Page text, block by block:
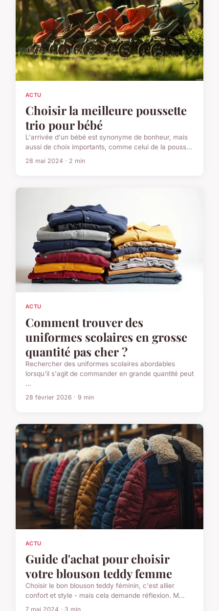
ACTU
Choisir la meilleure poussette
trio pour bébé
L'arrivée d'un bébé est synonyme de bonheur, mais
aussi de choix importants, comme celui de la pouss...
28 mai 2024 · 2 min
ACTU
Comment trouver des
uniformes scolaires en grosse
quantité pas cher ?
Rechercher des uniformes scolaires abordables
lorsqu'il s'agit de commander en grande quantité peut
...
28 février 2026 · 9 min
ACTU
Guide d'achat pour choisir
votre blouson teddy femme
Choisir le bon blouson teddy féminin, c'est allier
confort et style - mais cela demande réflexion. M...
7 mai 2024 · 3 min